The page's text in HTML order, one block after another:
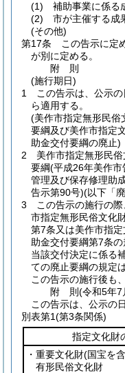
(1)
補助事業に係る
(2)
市が主催する成
(その他)
第17条
この告示に定
が別に定める。
附 則
(施行期日)
1
この告示は、公示
ら適用する。
(美作市指定無形民俗
要綱及び美作市指定
助金交付要綱の廃止)
2
美作市指定無形民
要綱(平成26年美作市
管理及び保存修理助
告示第90号)(以下「
3
この告示の施行の際
市指定無形民俗文化
第7条又は美作市指
助金交付要綱第7条
当該交付決定に係る
ての廃止要綱の規定
この告示の施行後も
附 則(令和5年7
この告示は、公示の
別表第1(第3条関係)
指定文化財
・重要文化財(国宝を
有形民俗文化財